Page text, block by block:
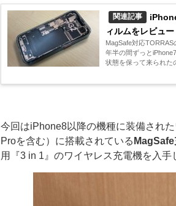
関連記事
ィルムをレビュー
MagSafe対応
年半の間ずっと
今回はiPhone8以降の機種に装備され
Proを含む）に搭載されている
用『3 in 1』のワイヤレス充電機を入手